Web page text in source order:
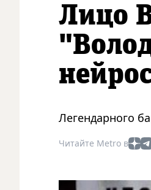
Лицо
Легендарного
Читайте Metro в